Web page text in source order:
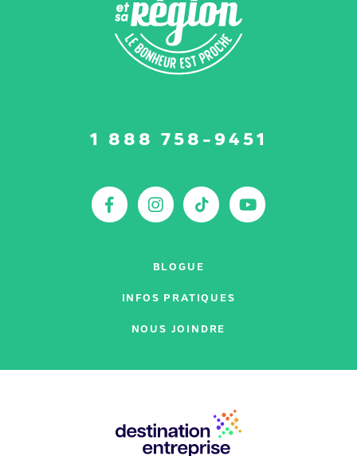
1 888 758-9451
Facebook
Instagram
TikTok
BLOGUE
INFOS PRATIQUES
NOUS JOINDRE
partenaires
: